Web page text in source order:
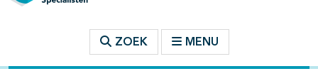
ZOEK MENU